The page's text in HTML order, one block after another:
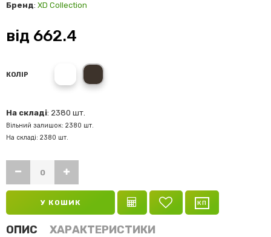
Бренд: XD Collection
від 662.4
КОЛІР
black
На складі: 2380 шт.
Вільний залишок: 2380 шт.
На складі: 2380 шт.
У КОШИК
ОПИС ХАРАКТЕРИСТИКИ